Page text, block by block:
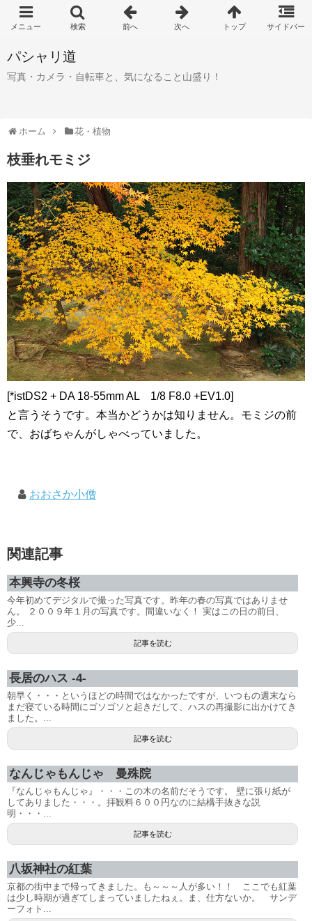
パシャリ道
写真・カメラ・自転車と、気になること山盛り！
ホーム 花・植物
枝垂れモミジ
[*istDS2 + DA 18-55mm AL 1/8 F8.0 +EV1.0]
と言うそうです。本当かどうかは知りません。モミジの前
で、おばちゃんがしゃべっていました。
おおさか小僧
関連記事
本興寺の冬桜
今年初めてデジタルで撮った写真です。昨年の春の写真ではありませ
ん。 ２００９年１月の写真です。間違いなく！ 実はこの日の前日、
少...
記事を読む
長居のハス -4-
朝早く・・・というほどの時間ではなかったですが、いつもの週末なら
まだ寝ている時間にゴソゴソと起きだして、ハスの再撮影に出かけてき
ました。...
記事を読む
なんじゃもんじゃ 曼殊院
『なんじゃもんじゃ』・・・この木の名前だそうです。 壁に張り紙が
してありました・・・。拝観料６００円なのに結構手抜きな説
明・・・...
記事を読む
八坂神社の紅葉
京都の街中まで帰ってきました。も～～～人が多い！！ ここでも紅葉
は少し時期が過ぎてしまっていましたねぇ。ま、仕方ないか。 サンデ
ーフォト...